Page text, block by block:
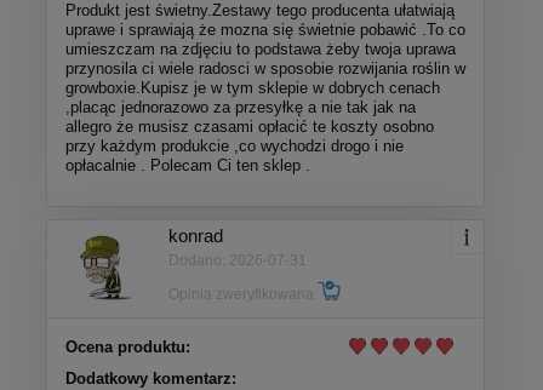
Produkt jest świetny.Zestawy tego producenta ułatwiają
uprawe i sprawiają że mozna się świetnie pobawić .To co
umieszczam na zdjęciu to podstawa żeby twoja uprawa
przynosila ci wiele radosci w sposobie rozwijania roślin w
growboxie.Kupisz je w tym sklepie w dobrych cenach
,placąc jednorazowo za przesyłkę a nie tak jak na
allegro że musisz czasami opłacić te koszty osobno
przy każdym produkcie ,co wychodzi drogo i nie
opłacalnie . Polecam Ci ten sklep .
konrad
Dodano: 2026-07-31
Opinia zweryfikowana
Ocena produktu:
Dodatkowy komentarz: